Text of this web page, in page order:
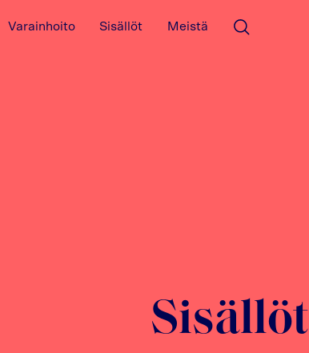
Varainhoito Sisällöt Meistä
Avaa haku
Sisällöt